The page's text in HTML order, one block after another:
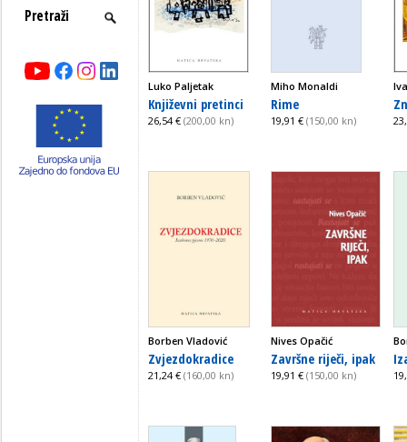
Luko Paljetak
Književni pretinci
26,54 € (200,00 kn)
Miho Monaldi
Rime
19,91 € (150,00 kn)
Borben Vladović
Zvjezdokradice
21,24 € (160,00 kn)
Nives Opačić
Završne riječi, ipak
19,91 € (150,00 kn)